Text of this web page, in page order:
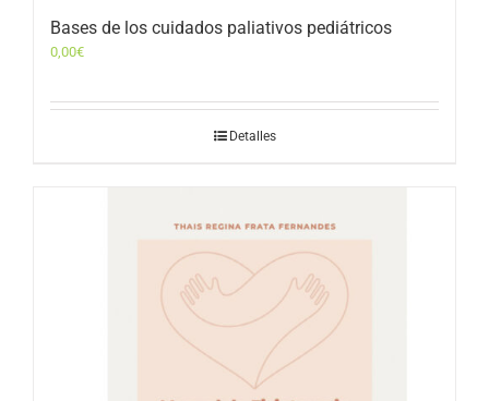
Bases de los cuidados paliativos pediátricos
0,00€
Detalles